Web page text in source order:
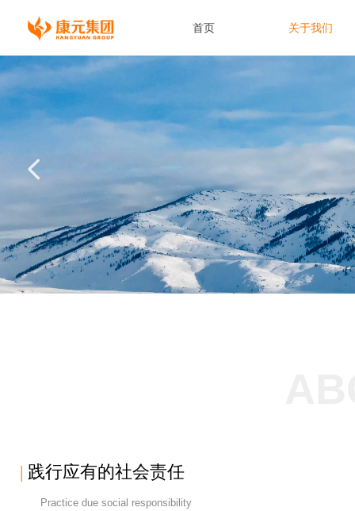
넳
首页 关于我们
| 践行应有的社会责任
Practice due social responsibility